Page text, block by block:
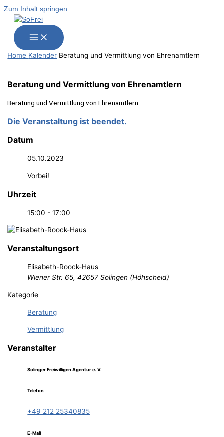
Zum Inhalt springen
Home Kalender Bera­tung und Ver­mitt­lung von Ehrenamtlern
Bera­tung und Ver­mitt­lung von Ehrenamtlern
Bera­tung und Ver­mitt­lung von Ehrenamtlern
Die Veranstaltung ist beendet.
Datum
05.10.2023
Vorbei!
Uhrzeit
15:00 - 17:00
Veranstaltungsort
Elisabeth-Roock-Haus
Wiener Str. 65, 42657 Solingen (Höhscheid)
Kategorie
Beratung
Vermittlung
Veranstalter
Solinger Freiwilligen Agentur e. V.
Telefon
+49 212 25340835
E-Mail